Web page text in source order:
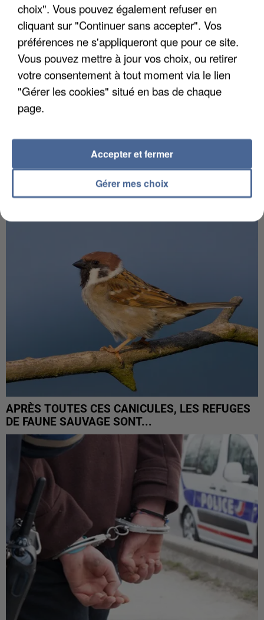
INCENDIES : L’ÎLE-DE-FRANCE LANCE UN ÉLAN
DE SOLIDARITÉ AVEC LES...
APRÈS TOUTES CES CANICULES, LES REFUGES
DE FAUNE SAUVAGE SONT...
choix". Vous pouvez également refuser en
cliquant sur "Continuer sans accepter". Vos
préférences ne s'appliqueront que pour ce site.
Vous pouvez mettre à jour vos choix, ou retirer
votre consentement à tout moment via le lien
"Gérer les cookies" situé en bas de chaque
page.
Gérer mes choix
Accepter et fermer